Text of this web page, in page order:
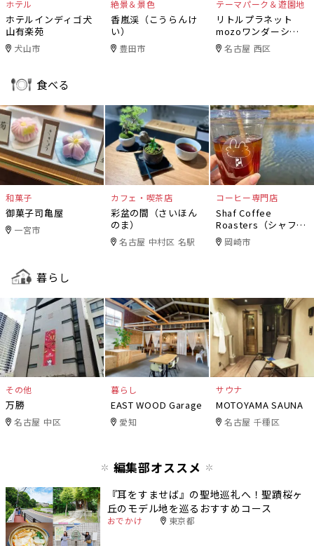
ホテル
ホテルインディゴ犬
山有楽苑
犬山市
絶景＆景色
香嵐渓（こうらんけ
い）
豊田市
テーマパーク＆遊園地
リトルプラネット
mozoワンダーシテ
ィ 名古屋 西区
食べる
和菓子
御菓子司亀屋
一宮市
カフェ・喫茶店
彩盆の間（さいほん
のま）
名古屋 中村区 名駅
コーヒー専門店
Shaf Coffee
Roasters（シャフコ
ーヒーロースター
ズ）
岡崎市
暮らし
その他
万勝
名古屋 中区
暮らし
EAST WOOD Garage
愛知
サウナ
MOTOYAMA SAUNA
名古屋 千種区
編集部オススメ
『耳をすませば』の聖地巡礼へ！聖蹟桜ヶ
丘のモデル地を巡るおすすめコース
おでかけ 東京都